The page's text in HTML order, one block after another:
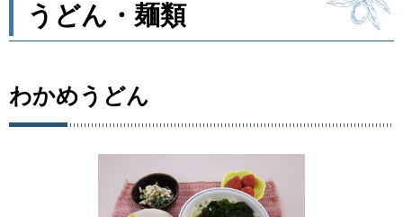
うどん・麺類
わかめうどん